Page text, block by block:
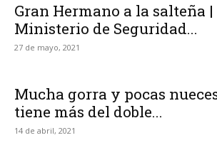
Gran Hermano a la salteña |
Ministerio de Seguridad...
27 de mayo, 2021
Mucha gorra y pocas
tiene más del doble...
14 de abril, 2021